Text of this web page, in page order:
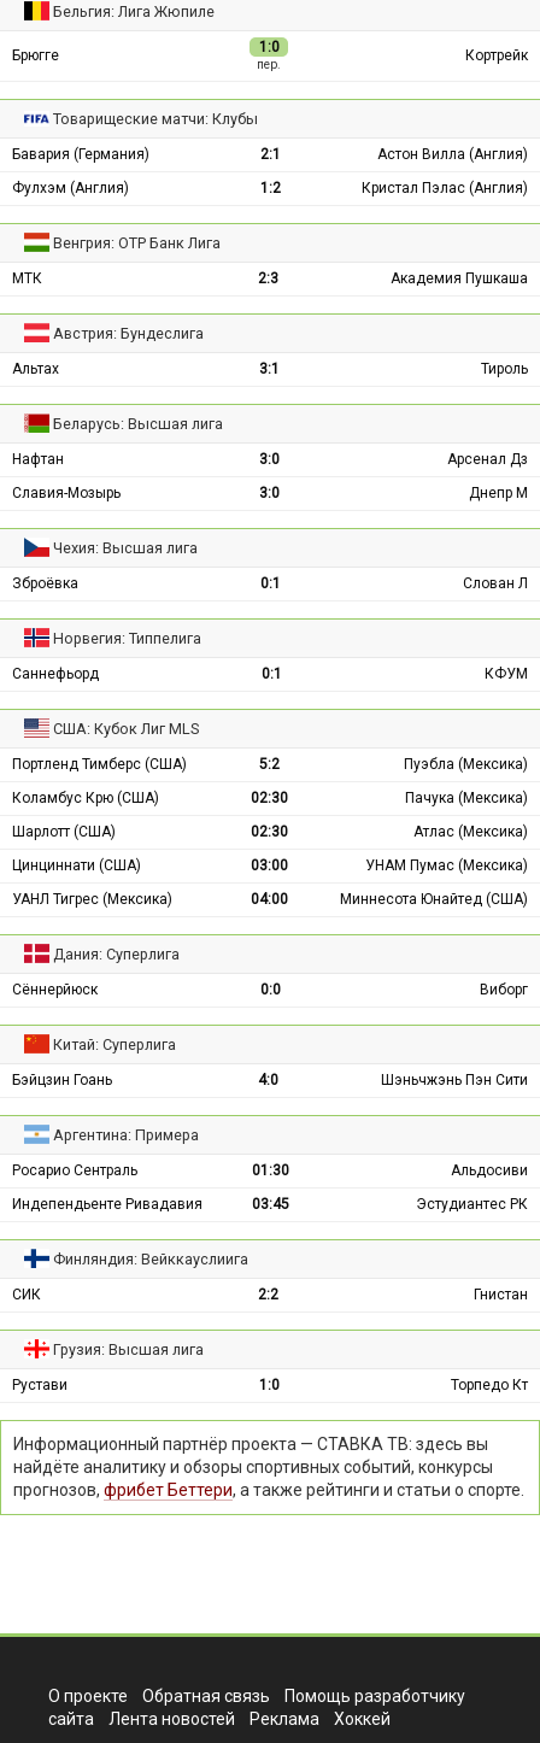
Бельгия: Лига Жюпиле
Брюгге 1:0
пер.
Кортрейк
Товарищеские матчи: Клубы
Бавария (Германия) 2:1
Астон Вилла (Англия)
Фулхэм (Англия)
1:2 Кристал Пэлас (Англия)
Венгрия: ОТР Банк Лига
МТК 2:3 Академия Пушкаша
Австрия: Бундеслига
Альтах 3:1 Тироль
Беларусь: Высшая лига
Нафтан 3:0
Арсенал Дз
Славия-Мозырь
3:0 Днепр М
Чехия: Высшая лига
Зброёвка 0:1 Слован Л
Норвегия: Типпелига
Саннефьорд 0:1 КФУМ
США: Кубок Лиг MLS
Портленд Тимберс (США) 5:2
Пуэбла (Мексика)
Коламбус Крю (США)
02:30
Пачука (Мексика)
Шарлотт (США)
02:30
Атлас (Мексика)
Цинциннати (США)
03:00
УНАМ Пумас (Мексика)
УАНЛ Тигрес (Мексика)
04:00 Миннесота Юнайтед (США)
Дания: Суперлига
Сённерйюск 0:0 Виборг
Китай: Суперлига
Бэйцзин Гоань 4:0 Шэньчжэнь Пэн Сити
Аргентина: Примера
Росарио Сентраль 01:30
Альдосиви
Индепендьенте Ривадавия
03:45 Эстудиантес РК
Финляндия: Вейккауслиига
СИК 2:2 Гнистан
Грузия: Высшая лига
Рустави 1:0 Торпедо Кт
Информационный партнёр проекта — СТАВКА ТВ: здесь вы
найдёте аналитику и обзоры спортивных событий, конкурсы
прогнозов, фрибет Беттери, а также рейтинги и статьи о спорте.
О проекте Обратная связь
Помощь разработчику
сайта
Лента новостей Реклама Хоккей